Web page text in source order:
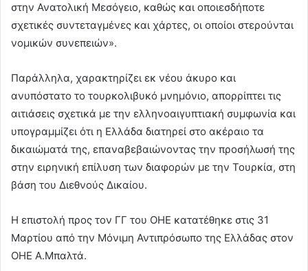
στην Ανατολική Μεσόγειο, καθώς και οποιεσδήποτε
σχετικές συντεταγμένες και χάρτες, οι οποίοι στερούνται
νομικών συνεπειών».
Παράλληλα, χαρακτηρίζει εκ νέου άκυρο και
ανυπόστατο το τουρκολιβυκό μνημόνιο, απορρίπτει τις
αιτιάσεις σχετικά με την ελληνοαιγυπτιακή συμφωνία και
υπογραμμίζει ότι η Ελλάδα διατηρεί στο ακέραιο τα
δικαιώματά της, επαναβεβαιώνοντας την προσήλωσή της
στην ειρηνική επίλυση των διαφορών με την Τουρκία, στη
βάση του Διεθνούς Δικαίου.
Η επιστολή προς τον ΓΓ του ΟΗΕ κατατέθηκε στις 31
Μαρτίου από την Μόνιμη Αντιπρόσωπο της Ελλάδας στον
ΟΗΕ Α.Μπαλτά.